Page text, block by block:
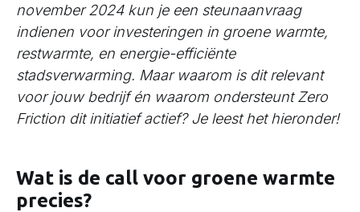
november 2024 kun je een steunaanvraag
indienen voor investeringen in groene warmte,
restwarmte, en energie-efficiënte
stadsverwarming. Maar waarom is dit relevant
voor jouw bedrijf én waarom ondersteunt Zero
Friction dit initiatief actief? Je leest het hieronder!
Wat is de call voor groene warmte
precies?